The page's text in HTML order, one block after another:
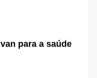
para a saúde